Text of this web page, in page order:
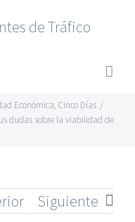
Económica, Cinco Días /
dudas sobre la viabilidad de
Siguiente